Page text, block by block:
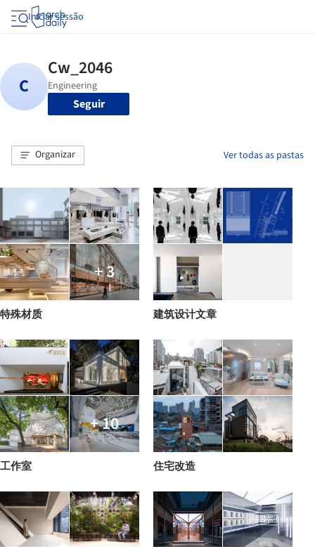
Iniciar sessão
Seguir
Organizar Ver todas as pastas
+ 3
特殊材质 建筑设计文章
+ 10
工作室 住宅改造